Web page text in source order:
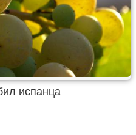
испанца